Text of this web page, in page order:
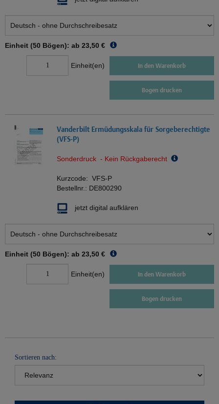
Einheit (50 Bögen): ab 23,50 €
Einheit(en) In den Warenkorb
Bogen drucken
Vanderbilt Ermüdungsskala für Sorgeberechtigte
(VFS-P)
Sonderdruck - Kein Rückgaberecht
Kurzcode: VFS-P
Bestellnr.: DE800290
jetzt digital aufklären
Einheit (50 Bögen): ab 23,50 €
Einheit(en) In den Warenkorb
Bogen drucken
Sortieren nach: